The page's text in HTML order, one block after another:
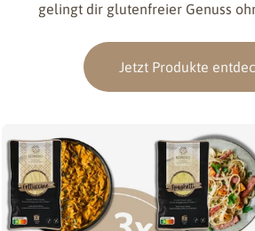
gelingt dir glutenfreier Genuss
Jetzt Produkte